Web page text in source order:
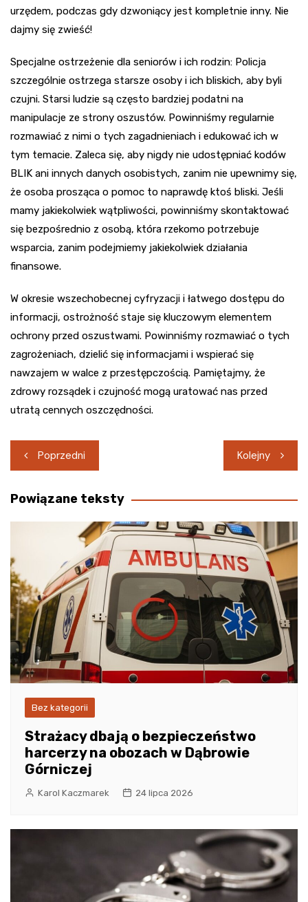
urzędem, podczas gdy dzwoniący jest kompletnie inny. Nie
dajmy się zwieść!
Specjalne ostrzeżenie dla seniorów i ich rodzin: Policja
szczególnie ostrzega starsze osoby i ich bliskich, aby byli
czujni. Starsi ludzie są często bardziej podatni na
manipulacje ze strony oszustów. Powinniśmy regularnie
rozmawiać z nimi o tych zagadnieniach i edukować ich w
tym temacie. Zaleca się, aby nigdy nie udostępniać kodów
BLIK ani innych danych osobistych, zanim nie upewnimy się,
że osoba prosząca o pomoc to naprawdę ktoś bliski. Jeśli
mamy jakiekolwiek wątpliwości, powinniśmy skontaktować
się bezpośrednio z osobą, która rzekomo potrzebuje
wsparcia, zanim podejmiemy jakiekolwiek działania
finansowe.
W okresie wszechobecnej cyfryzacji i łatwego dostępu do
informacji, ostrożność staje się kluczowym elementem
ochrony przed oszustwami. Powinniśmy rozmawiać o tych
zagrożeniach, dzielić się informacjami i wspierać się
nawzajem w walce z przestępczością. Pamiętajmy, że
zdrowy rozsądek i czujność mogą uratować nas przed
utratą cennych oszczędności.
Nawigacja
wpisu
Poprzedni Kolejny
Powiązane teksty
Bez kategorii
Strażacy dbają o bezpieczeństwo
harcerzy na obozach w Dąbrowie
Górniczej
Karol Kaczmarek 24 lipca 2026